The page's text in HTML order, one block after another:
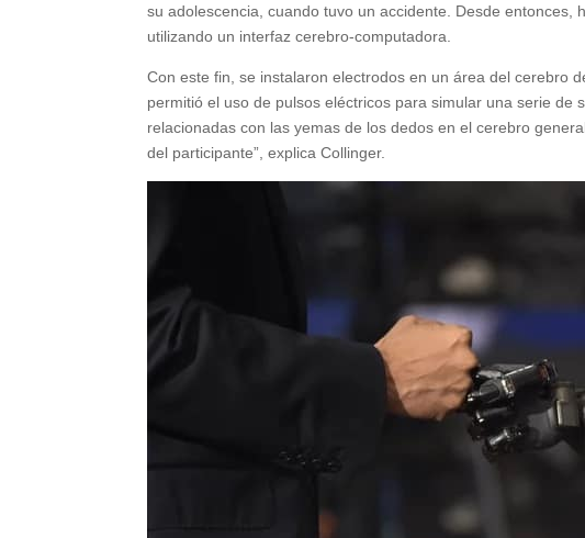
su adolescencia, cuando tuvo un accidente. Desde
utilizando un interfaz cerebro-computadora.
Con este fin, se instalaron electrodos en un área del cerebro
permitió el uso de pulsos eléctricos para simular una serie de
relacionadas con las yemas de los dedos en el cerebro
del participante”, explica Collinger.